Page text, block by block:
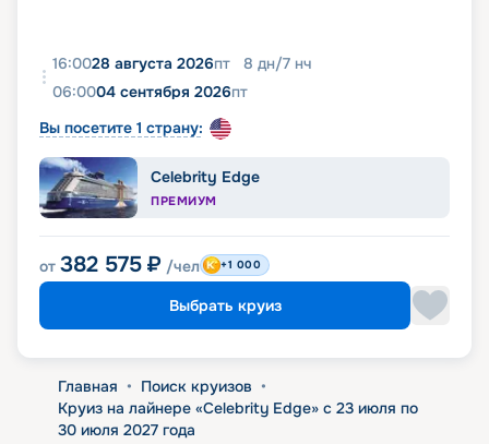
16:0028 августа 2026пт 8 дн/7 нч
06:0004 сентября 2026пт
Вы посетите 1 страну:
Celebrity Edge
ПРЕМИУМ
от 382 575 ₽ /чел +1 000
Выбрать круиз
Главная • Поиск круизов •
Круиз на лайнере «Celebrity Edge» с 23 июля по
30 июля 2027 года